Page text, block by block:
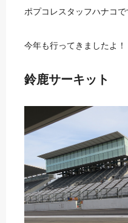
ポプコレスタッフハナコで
今年も行ってきましたよ！
鈴鹿サーキット